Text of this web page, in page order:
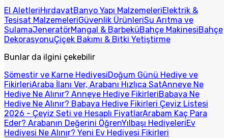
El AletleriHırdavatBanyo Yapı MalzemeleriElektrik &
Tesisat MalzemeleriGüvenlik ÜrünleriSu Arıtma ve
SulamaJeneratörMangal & BarbeküBahçe MakinesiBahçe
DekorasyonuÇiçek Bakımı & Bitki Yetiştirme
Bunlar da ilgini çekebilir
Sömestir ve Karne HediyesiDoğum Günü Hediye ve
FikirleriAraba İlanı Ver, Arabanı Hızlıca SatAnneye Ne
Hediye Ne Alınır? Anneye Hediye FikirleriBabaya Ne
Hediye Ne Alınır? Babaya Hediye Fikirleri Çeyiz Listesi
2026 - Çeyiz Seti ve Hesaplı FiyatlarArabam Kaç Para
Eder? Arabanın Değerini ÖğrenYılbaşı HediyeleriEv
Hediyesi Ne Alınır? Yeni Ev Hediyesi Fikirleri